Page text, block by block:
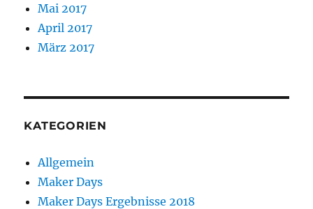
Mai 2017
April 2017
März 2017
KATEGORIEN
Allgemein
Maker Days
Maker Days Ergebnisse 2018